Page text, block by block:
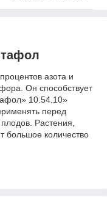
азота и
Он способствует
10.54.10»
перед
Растения,
количество